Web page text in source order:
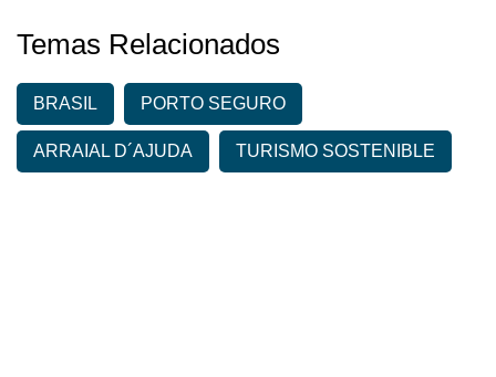
Temas Relacionados
BRASIL PORTO SEGURO
ARRAIAL D´AJUDA TURISMO SOSTENIBLE